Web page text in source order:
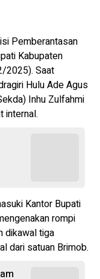
Pemberantasan
Kabupaten
2025). Saat
Hulu Ade Agus
Inhu Zulfahmi
internal.
Kantor Bupati
rompi
dikawal tiga
dari satuan Brimob.